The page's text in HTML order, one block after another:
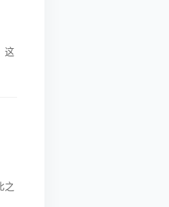
这
之